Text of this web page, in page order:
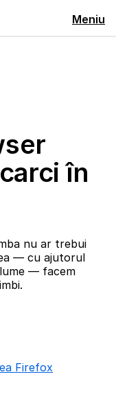
Meniu
în
nu ar trebui
— cu ajutorul
— facem
Firefox